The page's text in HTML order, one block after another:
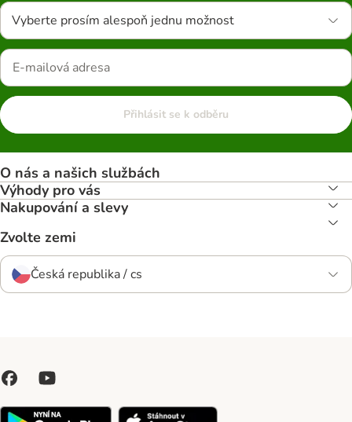
Vyberte prosím alespoň jednu možnost
Přihlásit se k odběru
O nás a našich službách
Výhody pro vás
Nakupování a slevy
Zvolte zemi
Česká republika / cs